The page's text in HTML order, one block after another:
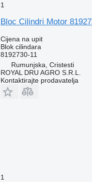
1
Bloc Cilindri Motor
Cijena na upit
Blok cilindara
8192730-11
Rumunjska, Cristesti
ROYAL DRU AGRO S.R.L.
Kontaktirajte prodavatelja
1